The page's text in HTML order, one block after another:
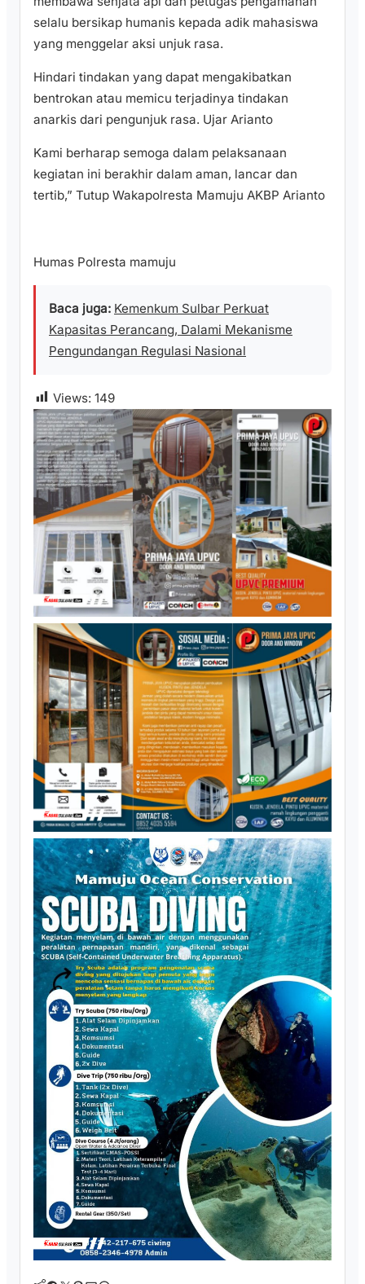
selalu bersikap humanis kepada adik mahasiswa
yang menggelar aksi unjuk rasa.
Hindari tindakan yang dapat mengakibatkan
bentrokan atau memicu terjadinya tindakan
anarkis dari pengunjuk rasa. Ujar Arianto
Kami berharap semoga dalam pelaksanaan
kegiatan ini berakhir dalam aman, lancar dan
tertib,” Tutup Wakapolresta Mamuju AKBP Arianto
Humas Polresta mamuju
Baca juga: Kemenkum Sulbar Perkuat
Kapasitas Perancang, Dalami Mekanisme
Pengundangan Regulasi Nasional
Views: 149